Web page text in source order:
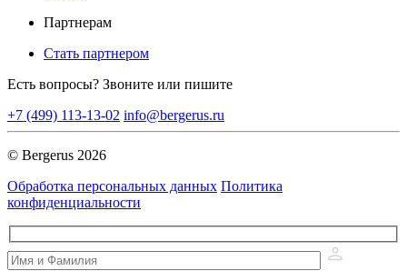
Партнерам
Стать партнером
Есть вопросы? Звоните или пишите
+7 (499) 113-13-02 info@bergerus.ru
© Bergerus 2026
Обработка персональных данных Политика
конфиденциальности